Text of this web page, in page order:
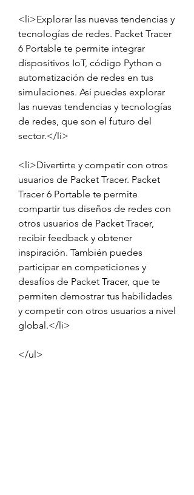
<li>Explorar las nuevas tendencias y
tecnologías de redes. Packet Tracer
6 Portable te permite integrar
dispositivos IoT, código Python o
automatización de redes en tus
simulaciones. Así puedes explorar
las nuevas tendencias y tecnologías
de redes, que son el futuro del
sector.</li>
<li>Divertirte y competir con otros
usuarios de Packet Tracer. Packet
Tracer 6 Portable te permite
compartir tus diseños de redes con
otros usuarios de Packet Tracer,
recibir feedback y obtener
inspiración. También puedes
participar en competiciones y
desafíos de Packet Tracer, que te
permiten demostrar tus habilidades
y competir con otros usuarios a nivel
global.</li>
</ul>